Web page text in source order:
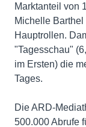
Marktanteil von
Michelle
Hauptrollen.
"Tagesschau"
im Ersten) die
Tages.
Die ARD-
500.000 Abrufe